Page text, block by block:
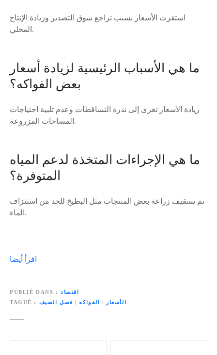
استقرت الأسعار بسبب تراجع سوق التصدير وزيادة الإنتاج
المحلي.
ما هي الأسباب الرئيسية لزيادة أسعار
بعض الفواكه؟
زيادة الأسعار تعزى إلى ندرة التساقطات وعدم تلبية احتياجات
المساحات المزروعة.
ما هي الإجراءات المتخذة لدعم المياه
المتوفرة؟
تم تسقيف زراعة بعض المنتجات مثل البطيخ للحد من استنزاف
الماء.
اقرأ أيضا
PUBLIÉ DANS
اقتصاد
TAGUÉ
الأسعار الفواكه| فصل الصيف